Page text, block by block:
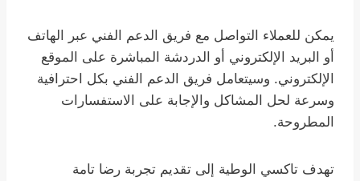
يمكن للعملاء التواصل مع فريق الدعم الفني عبر الهاتف
أو البريد الإلكتروني أو الدردشة المباشرة على الموقع
الإلكتروني. وسيتعامل فريق الدعم الفني بكل احترافية
وسرعة لحل المشاكل والإجابة على الاستفسارات
المطروحة.
تهدف تاكسي الوطية إلى تقديم تجربة رضا تامة